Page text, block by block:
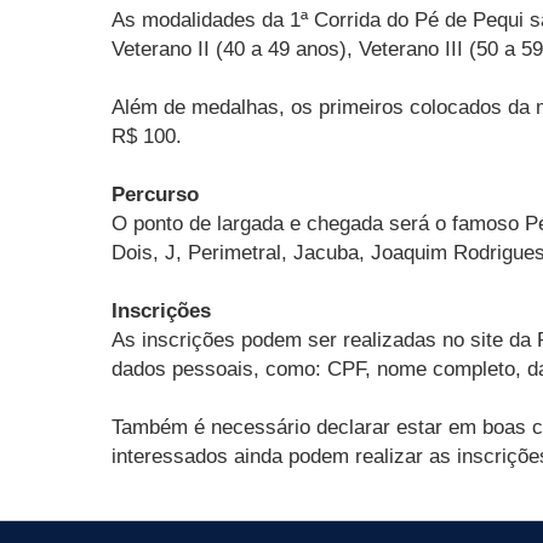
As modalidades da 1ª Corrida do Pé de
Veterano II (40 a 49 anos), Veterano III (50 a
Além de medalhas, os primeiros colocados
R$ 100.
Percurso
O ponto de largada e chegada será o famoso
Dois, J, Perimetral, Jacuba, Joaquim
Inscrições
As inscrições podem ser realizadas no site da
dados pessoais, como: CPF, nome completo,
Também é necessário declarar estar em
interessados ainda podem realizar as